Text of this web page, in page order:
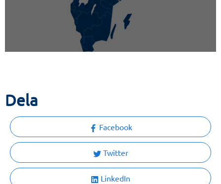
Dela
Facebook
Twitter
LinkedIn